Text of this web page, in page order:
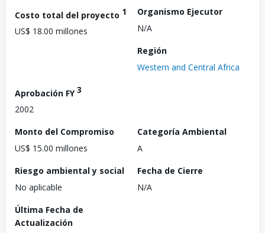
Costo total del proyecto 1
US$ 18.00 millones
Organismo Ejecutor
N/A
Región
Western and Central Africa
Aprobación FY3
2002
Monto del Compromiso
US$ 15.00 millones
Categoría Ambiental
A
Riesgo ambiental y social
No aplicable
Fecha de Cierre
N/A
Última Fecha de
Actualización